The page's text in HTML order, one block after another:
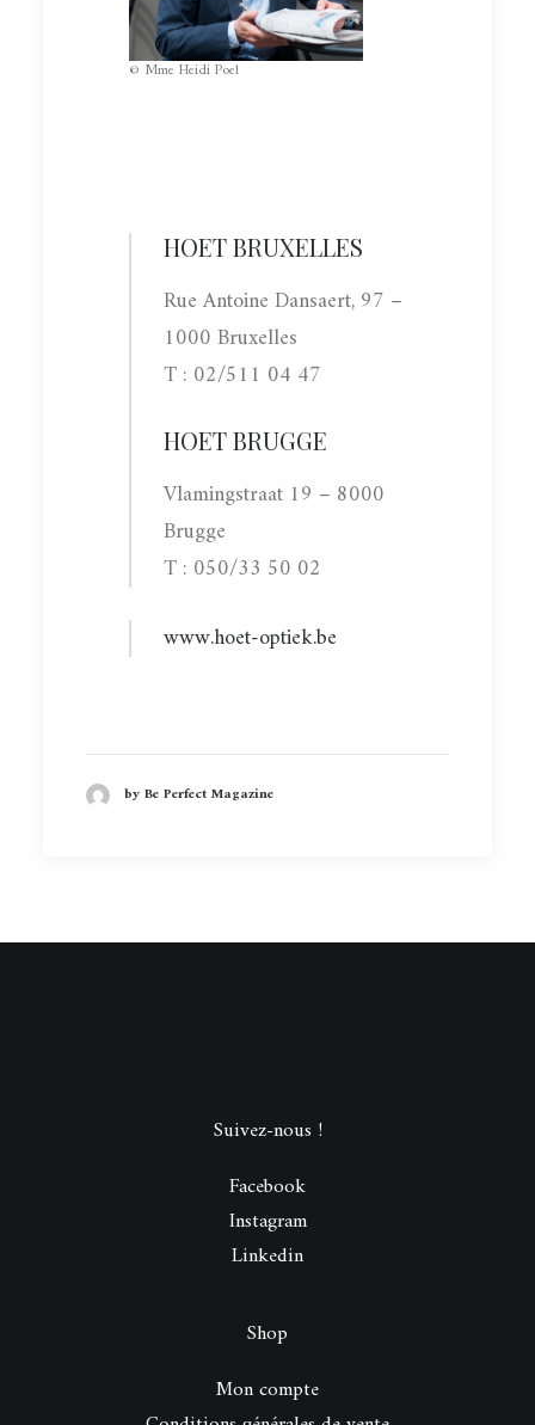
© Mme Heidi Poel
HOET BRUXELLES
Rue Antoine Dansaert, 97 –
1000 Bruxelles
T : 02/511 04 47
HOET BRUGGE
Vlamingstraat 19 – 8000
Brugge
T : 050/33 50 02
www.hoet-optiek.be
by Be Perfect Magazine
Suivez-nous !
Facebook
Instagram
Linkedin
Shop
Mon compte